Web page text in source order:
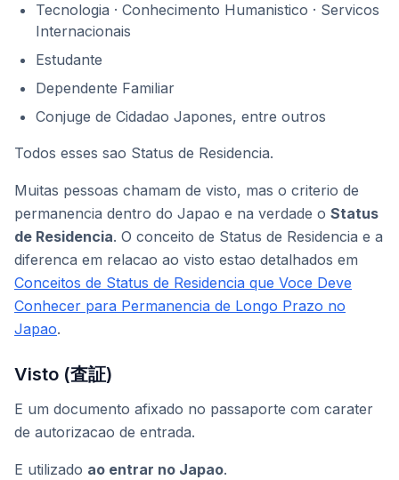
Tecnologia · Conhecimento Humanistico · Servicos
Internacionais
Estudante
Dependente Familiar
Conjuge de Cidadao Japones, entre outros
Todos esses sao Status de Residencia.
Muitas pessoas chamam de visto, mas o criterio de
permanencia dentro do Japao e na verdade o Status
de Residencia. O conceito de Status de Residencia e a
diferenca em relacao ao visto estao detalhados em
Conceitos de Status de Residencia que Voce Deve
Conhecer para Permanencia de Longo Prazo no
Japao.
Visto (査証)
E um documento afixado no passaporte com carater
de autorizacao de entrada.
E utilizado ao entrar no Japao.